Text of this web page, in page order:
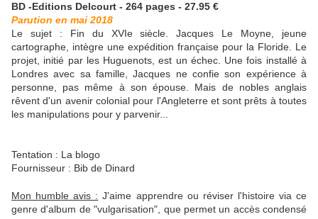
BD -Editions Delcourt - 264 pages - 27.95 €
Parution en mai 2018
Le sujet : Fin du XVIe siècle. Jacques Le Moyne, jeune
cartographe, intègre une expédition française pour la Floride. Le
projet, initié par les Huguenots, est un échec. Une fois installé à
Londres avec sa famille, Jacques ne confie son expérience à
personne, pas même à son épouse. Mais de nobles anglais
rêvent d'un avenir colonial pour l'Angleterre et sont prêts à toutes
les manipulations pour y parvenir...
Tentation : La blogo
Fournisseur : Bib de Dinard
Mon humble avis : J'aime apprendre ou réviser l'histoire via ce
genre d'album de "vulgarisation", que permet un accès condensé